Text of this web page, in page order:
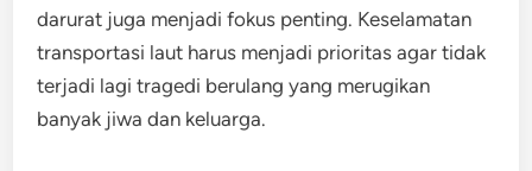
darurat juga menjadi fokus penting. Keselamatan
transportasi laut harus menjadi prioritas agar tidak
terjadi lagi tragedi berulang yang merugikan
banyak jiwa dan keluarga.